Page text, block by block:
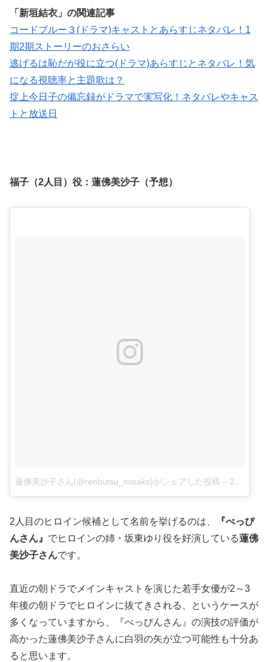
「新垣結衣」の関連記事
コードブルー３(ドラマ)キャストとあらすじネタバレ！1
期2期ストーリーのおさらい
逃げるは恥だが役に立つ(ドラマ)あらすじとネタバレ！気
になる視聴率と主題歌は？
掟上今日子の備忘録がドラマで実写化！ネタバレやキャス
トと放送日
福子（2人目）役： 蓮佛美沙子（予想）
蓮佛美沙子さん(@renbutsu_misako)がシェアした投稿 – 2016 12月 12 8:33午後 PST
2人目のヒロイン候補として名前を挙げるのは、
『べっぴ
んさん』 でヒロインの姉・坂東ゆり役を好演している蓮佛
美沙子さんです。
直近の朝ドラでメインキャストを演じた若手女優が2～3
年後の朝ドラでヒロインに抜てきされる、というケースが
多くなっていますから、『べっぴんさん』の演技の評価が
高かった蓮佛美沙子さんに白羽の矢が立つ可能性も十分あ
ると思います。